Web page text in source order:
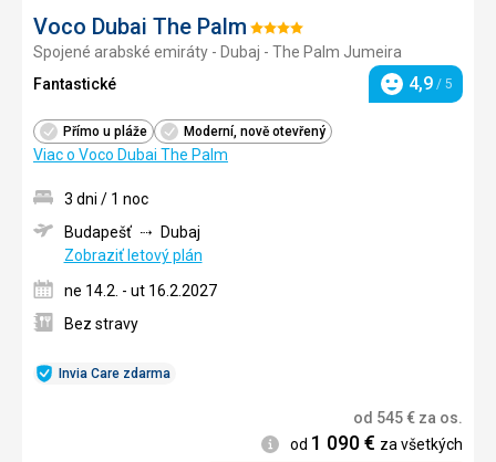
Voco Dubai The Palm Hodnotenie:
4/5
Spojené arabské emiráty - Dubaj - The Palm Jumeira
Fantastické
Hodnotenie
4,9 / 5
Přímo u pláže Moderní, nově otevřený
Viac o Voco Dubai The Palm
Invia Care zdarma
3 dni / 1 noc
Budapešť
Dubaj
Zobraziť letový plán
ne 14.2. - ut 16.2.2027
Bez stravy
od 545€ za os.
Informácie
od 1 090€ za všetkých